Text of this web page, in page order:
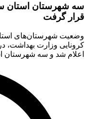
سه شهرستان استان
قرار گرفت
وضعیت شهرستان‌های
کرونایی وزارت بهداشت،
اعلام شد و سه شهرستان